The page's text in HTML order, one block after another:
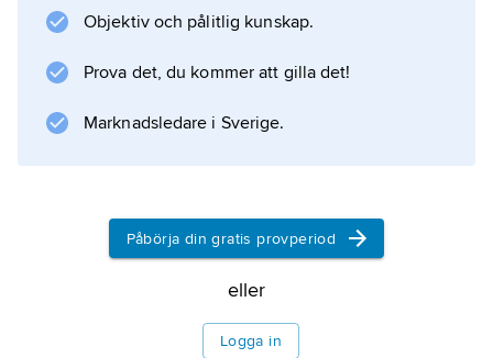
år, och i våtmarkerna trivs massor av fåglar,
flamingor och hägrar. Där lever också
Information om artikeln
Objektiv och pålitlig kunskap.
Prova det, du kommer att gilla det!
Marknadsledare i Sverige.
Påbörja din gratis provperiod
eller
Logga in